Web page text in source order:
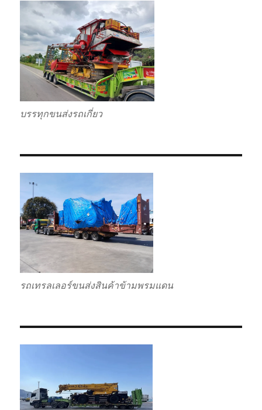
บรรทุกขนส่งรถเกี่ยว
รถเทรลเลอร์ขนส่งสินค้าข้ามพรมแดน